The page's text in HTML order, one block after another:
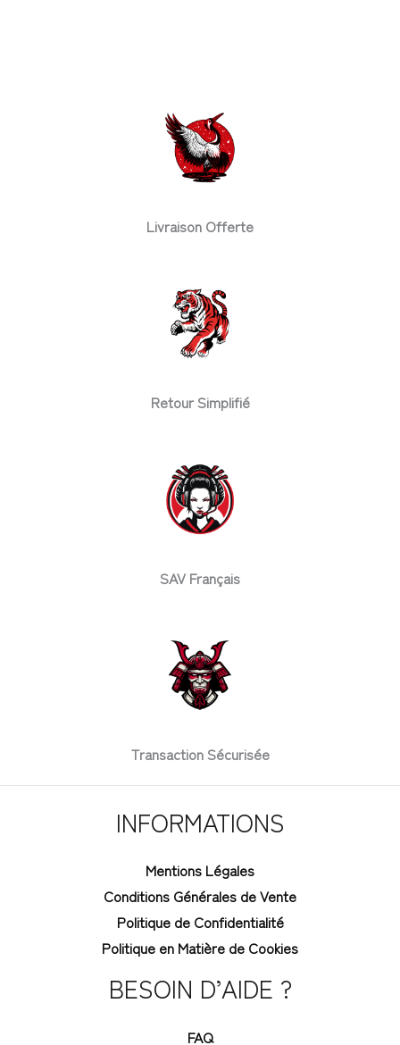
Livraison Offerte
Retour Simplifié
SAV Français
Transaction Sécurisée
INFORMATIONS
Mentions Légales
Conditions Générales de Vente
Politique de Confidentialité
Politique en Matière de Cookies
BESOIN D’AIDE ?
FAQ